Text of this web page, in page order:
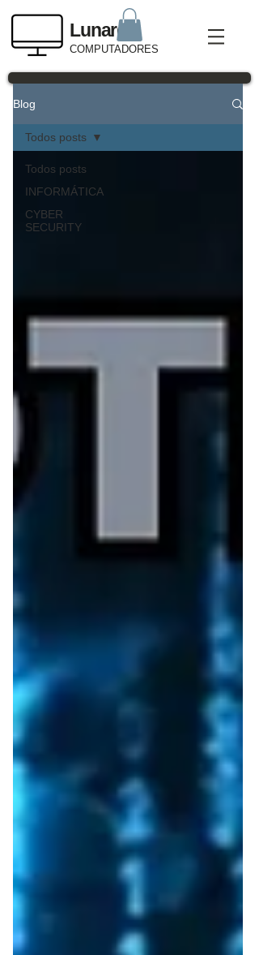
Lunardi
COMPUTADORES
Blog
Todos posts
INFORMÁTICA
CYBER
SECURITY
Todos posts